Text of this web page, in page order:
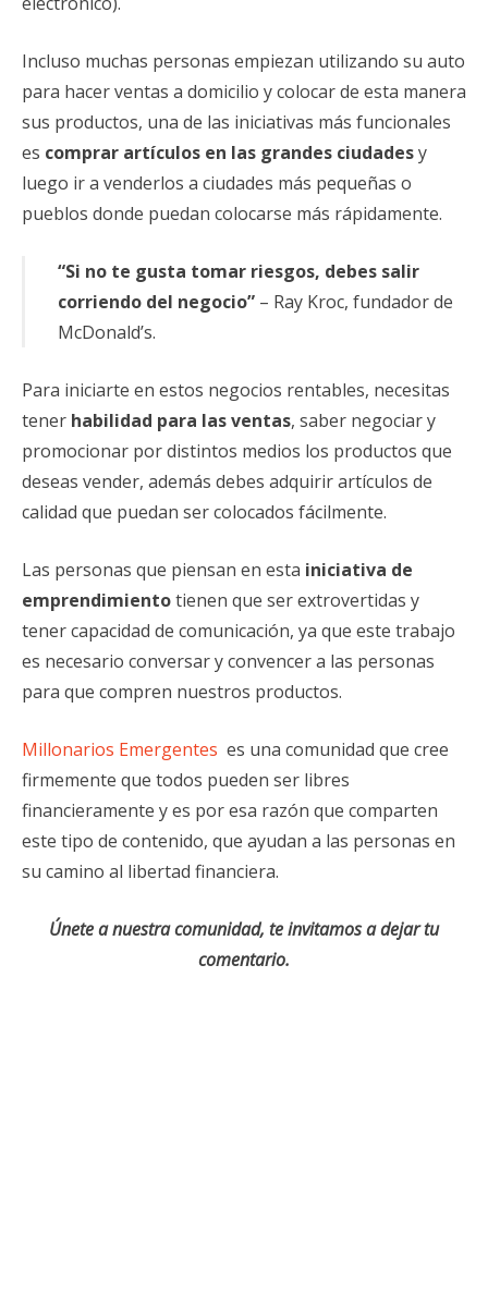
Incluso muchas personas empiezan utilizando su auto
para hacer ventas a domicilio y colocar de esta manera
sus productos, una de las iniciativas más funcionales
es comprar artículos en las grandes ciudadesy
luego ir a venderlos a ciudades más pequeñas o
pueblos donde puedan colocarse más rápidamente.
“Si no te gusta tomar riesgos, debes salir
corriendo del negocio” – Ray Kroc, fundador de
McDonald’s.
Para iniciarte en estos negocios rentables, necesitas
tener habilidad para las ventas, saber negociar y
promocionar por distintos medios los productos que
deseas vender, además debes adquirir artículos de
calidad que puedan ser colocados fácilmente.
Las personas que piensan en esta iniciativa de
emprendimientotienen que ser extrovertidas y
tener capacidad de comunicación, ya que este trabajo
es necesario conversar y convencer a las personas
para que compren nuestros productos.
Millonarios Emergentes es una comunidad que cree
firmemente que todos pueden ser libres
financieramente y es por esa razón que comparten
este tipo de contenido, que ayudan a las personas en
su camino al libertad financiera.
Únete a nuestra comunidad, te invitamos a dejar tu
comentario.